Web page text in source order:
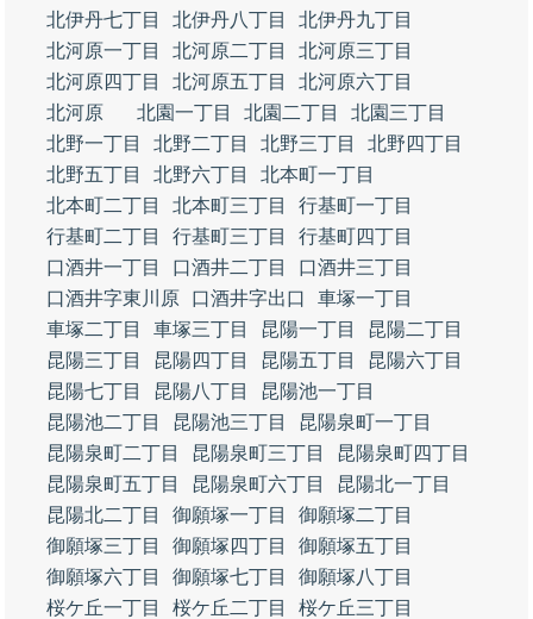
北伊丹七丁目 北伊丹八丁目
北伊丹九丁目
北河原一丁目
北河原二丁目
北河原三丁目
北河原四丁目
北河原五丁目
北河原六丁目
北河原
北園一丁目 北園二丁目
北園三丁目
北野一丁目
北野二丁目 北野三丁目
北野四丁目
北野五丁目
北野六丁目
北本町一丁目
北本町二丁目
北本町三丁目
行基町一丁目
行基町二丁目
行基町三丁目
行基町四丁目
口酒井一丁目
口酒井二丁目
口酒井三丁目
口酒井字東川原
口酒井字出口
車塚一丁目
車塚二丁目
車塚三丁目 昆陽一丁目
昆陽二丁目
昆陽三丁目
昆陽四丁目 昆陽五丁目
昆陽六丁目
昆陽七丁目
昆陽八丁目
昆陽池一丁目
昆陽池二丁目
昆陽池三丁目
昆陽泉町一丁目
昆陽泉町二丁目
昆陽泉町三丁目
昆陽泉町四丁目
昆陽泉町五丁目
昆陽泉町六丁目
昆陽北一丁目
昆陽北二丁目
御願塚一丁目
御願塚二丁目
御願塚三丁目
御願塚四丁目
御願塚五丁目
御願塚六丁目
御願塚七丁目
御願塚八丁目
桜ケ丘一丁目
桜ケ丘二丁目
桜ケ丘三丁目